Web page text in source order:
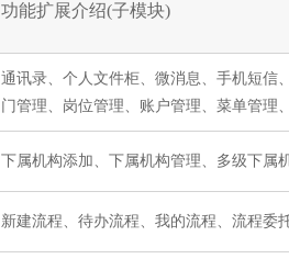
功能扩展介绍(子模块)
通讯录、个人文件柜、微消息、手机短信
门管理、岗位管理、账户管理、菜单管理
下属机构添加、下属机构管理、多级下属
新建流程、待办流程、我的流程、流程委